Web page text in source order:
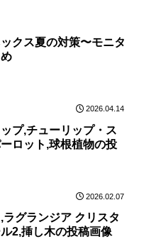
クス夏の対策〜モニタ
2026.04.14
プ,チューリップ・ス
ロット,球根植物の投
2026.02.07
ラグランジア クリスタ
2,挿し木の投稿画像